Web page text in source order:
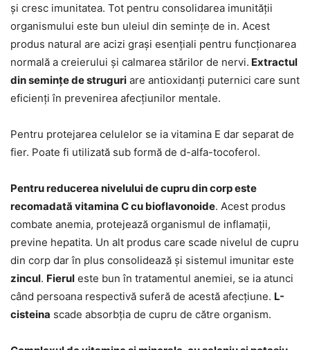
și cresc imunitatea. Tot pentru consolidarea imunității
organismului este bun uleiul din semințe de in. Acest
produs natural are acizi grași esențiali pentru funcționarea
normală a creierului și calmarea stărilor de nervi. Extractul
din semințe de struguri are antioxidanți puternici care sunt
eficienți în prevenirea afecțiunilor mentale.
Pentru protejarea celulelor se ia vitamina E dar separat de
fier. Poate fi utilizată sub formă de d-alfa-tocoferol.
Pentru reducerea nivelului de cupru din corp este
recomadată vitamina C cu bioflavonoide. Acest produs
combate anemia, protejează organismul de inflamații,
previne hepatita. Un alt produs care scade nivelul de cupru
din corp dar în plus consolidează și sistemul imunitar este
zincul. Fierul este bun în tratamentul anemiei, se ia atunci
când persoana respectivă suferă de acestă afecțiune. L-
cisteina scade absorbția de cupru de către organism.